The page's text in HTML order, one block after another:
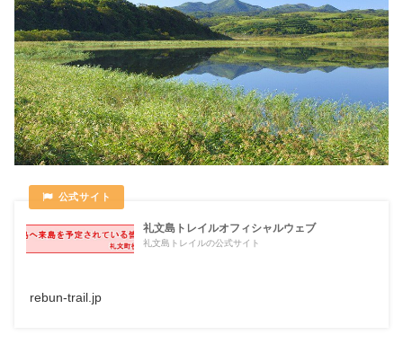
礼文島トレイルオフィシャルウェブ
礼文島トレイルの公式サイト
rebun-trail.jp